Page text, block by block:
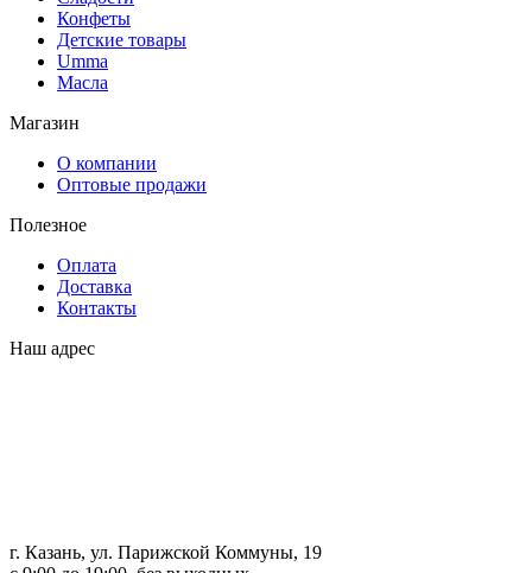
Конфеты
Детские товары
Umma
Масла
Магазин
О компании
Оптовые продажи
Полезное
Оплата
Доставка
Контакты
Наш адрес
г. Казань, ул. Парижской Коммуны, 19